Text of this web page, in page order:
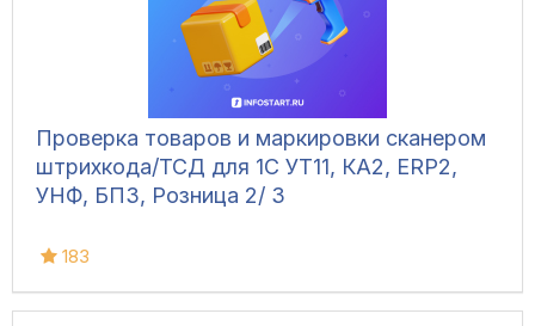
Проверка товаров и маркировки сканером
штрихкода/ТСД для 1С УТ11, КА2, ERP2,
УНФ, БП3, Розница 2/ 3
183